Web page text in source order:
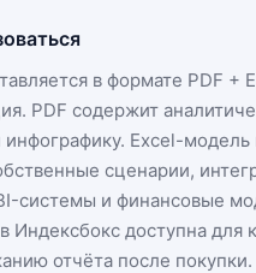
в формате PDF +
. PDF содержит
Excel-модель
сценарии,
системы и финансовые
Индексбокс доступна для
отчёта после покупки.